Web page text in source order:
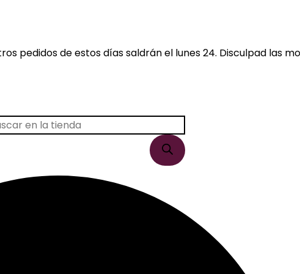
pedidos de estos días saldrán el lunes 24. Disculpad las
Dual Brush 555